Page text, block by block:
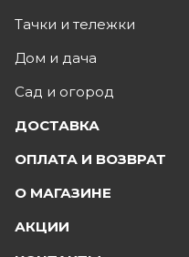
Тачки и тележки
Дом и дача
Сад и огород
ДОСТАВКА
ОПЛАТА И ВОЗВРАТ
О МАГАЗИНЕ
АКЦИИ